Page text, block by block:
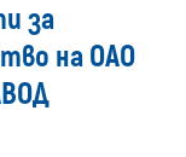
за
на ОАО